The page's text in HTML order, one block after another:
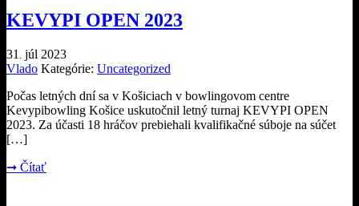
KEVYPI OPEN 2023
31 . júl 2023
Vlado Kategórie: Uncategorized
Počas letných dní sa v Košiciach v bowlingovom centre
Kevypibowling Košice uskutočnil letný turnaj KEVYPI OPEN
2023. Za účasti 18 hráčov prebiehali kvalifikačné súboje na súčet
[…]
➞ Čítať